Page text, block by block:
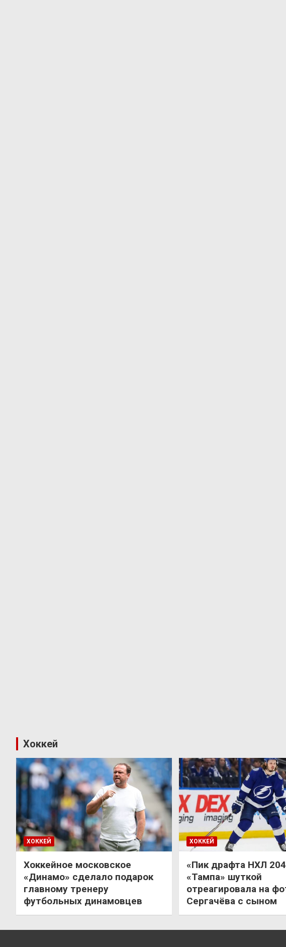
Хоккей
ХОККЕЙ
Хоккейное московское
«Динамо» сделало подарок
главному тренеру
футбольных динамовцев
ХОККЕЙ
«Пик драфта НХЛ
«Тампа» шуткой
отреагировала на
Сергачёва с сыном